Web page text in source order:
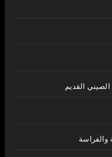
القديم
والفراسة